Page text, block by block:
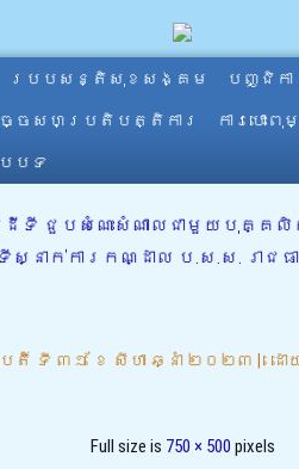
របបសន្តិសុខសង្គម បញ្ជិកា
ចសហប្រតិបត្តិការ ការបោះ
បទ
ជួបសំណេះសំណាលជាមួយបុគ្គលិ
ស្នាក់ការកណ្ដាល ប.ស.ស. រាជ
តិ៍ ទី ៣១ ខែ សីហា ឆ្នាំ ២០២៣ | ដោ
Full size is 750 × 500 pixels